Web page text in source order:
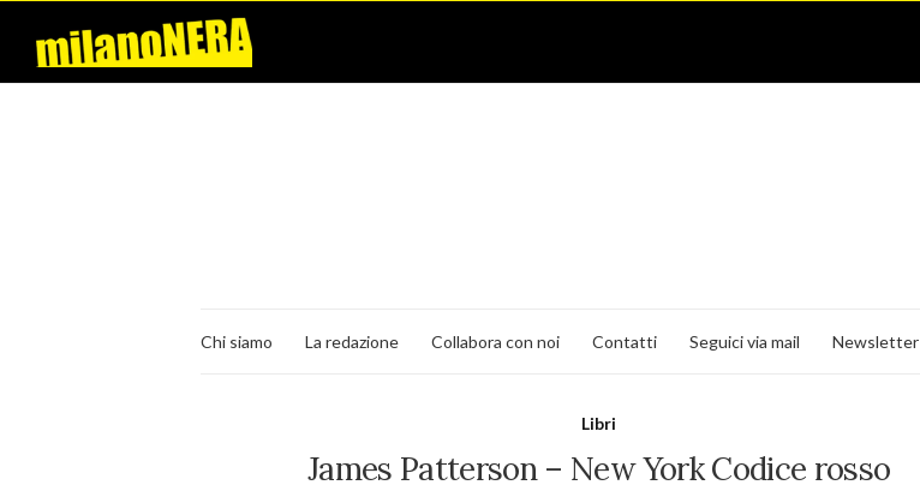
Chi siamo La redazione Collabora con noi Contatti Seguici via mail Newsletter
Libri
James Patterson – New York Codice rosso